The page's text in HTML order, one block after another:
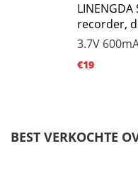
recorder,
3.7V
€19
BEST VERKOCHTE